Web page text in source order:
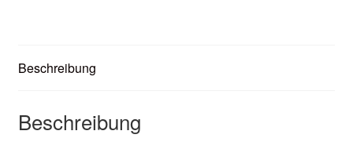
Beschreibung
Beschreibung